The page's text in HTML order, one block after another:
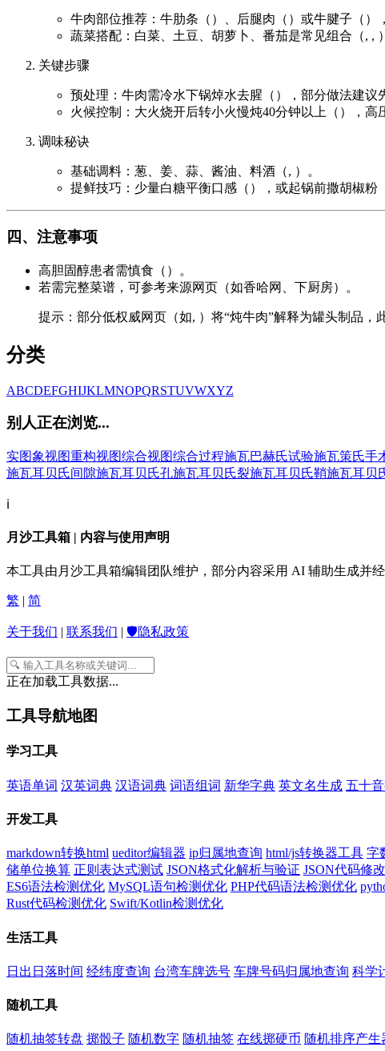
牛肉部位推荐：牛肋条（）、后腿肉（）或牛腱子（）
蔬菜搭配：白菜、土豆、胡萝卜、番茄是常见组合（, ,
关键步骤
预处理：牛肉需冷水下锅焯水去腥（），部分做法建议
火候控制：大火烧开后转小火慢炖40分钟以上（），高
调味秘诀
基础调料：葱、姜、蒜、酱油、料酒（, ）。
提鲜技巧：少量白糖平衡口感（），或起锅前撒胡椒粉
四、注意事项
高胆固醇患者需慎食（）。
若需完整菜谱，可参考来源网页（如香哈网、下厨房）。
提示：部分低权威网页（如, ）将“炖牛肉”解释为罐头制品，
分类
ABCDEFGHIJKLMNOPQRSTUVWXYZ
别人正在浏览...
实图象视图重构视图综合视图综合过程施瓦巴赫氏试验施瓦策氏手
施瓦耳贝氏间隙施瓦耳贝氏孔施瓦耳贝氏裂施瓦耳贝氏鞘施瓦耳贝
ℹ️
月沙工具箱 | 内容与使用声明
本工具由月沙工具箱编辑团队维护，部分内容采用 AI 辅助生成并
繁 简
关于我们 联系我们 🛡️隐私政策
正在加载工具数据...
工具导航地图
学习工具
英语单词 汉英词典 汉语词典 词语组词 新华字典 英文名生成 五十
开发工具
markdown转换html ueditor编辑器 ip归属地查询 html/js转换器工具 字
储单位换算 正则表达式测试 JSON格式化解析与验证 JSON代码修
ES6语法检测优化 MySQL语句检测优化 PHP代码语法检测优化
Rust代码检测优化 Swift/Kotlin检测优化
生活工具
日出日落时间 经纬度查询 台湾车牌选号 车牌号码归属地查询 科学
随机工具
随机抽签转盘 掷骰子 随机数字 随机抽签 在线掷硬币 随机排序产生